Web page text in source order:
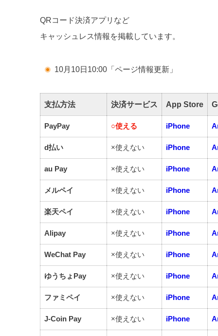
QRコード決済アプリなど
キャッシュレス情報を掲載しています。
10月10日10:00「ページ情報更新」
支払方法 決済サービス App Store
PayPay ○使える iPhone
d払い ×使えない iPhone
au Pay ×使えない iPhone
メルペイ ×使えない iPhone
楽天ペイ ×使えない iPhone
Alipay ×使えない iPhone
WeChat Pay ×使えない iPhone
ゆうちょPay ×使えない iPhone
ファミペイ ×使えない iPhone
J-Coin Pay ×使えない iPhone